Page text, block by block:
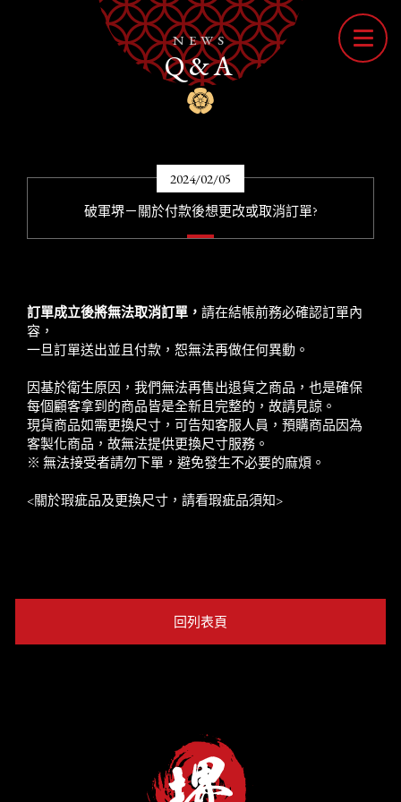
NEWS
Q&A
破軍堺－關於付款後想更改或取消訂單?
2024/02/05
訂單成立後將無法取消訂單， 請在結帳前務必確認訂單內
容，
一旦訂單送出並且付款，恕無法再做任何異動。
因基於衛生原因，我們無法再售出退貨之商品，也是確保
每個顧客拿到的商品皆是全新且完整的，故請見諒。
現貨商品如需更換尺寸，可告知客服人員，預購商品因為
客製化商品，故無法提供更換尺寸服務。
※ 無法接受者請勿下單，避免發生不必要的麻煩。
<關於瑕疵品及更換尺寸，請看瑕疵品須知>
回列表頁